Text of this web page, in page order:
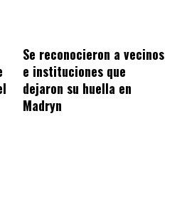
Se reconocieron a vecinos
e instituciones que
dejaron su huella en
Madryn